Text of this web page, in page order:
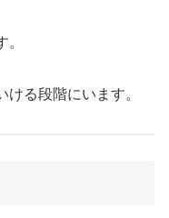
る段階にいます。